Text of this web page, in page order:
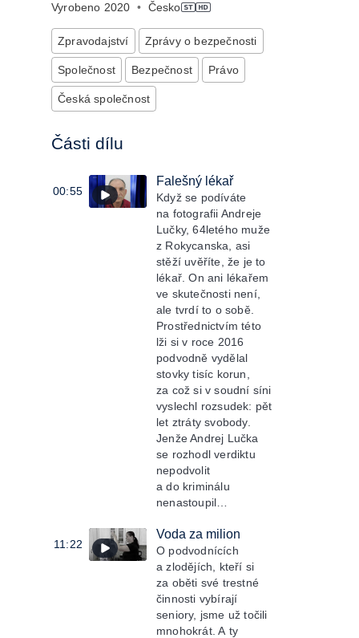
Vyrobeno 2020 • Česko
Zpravodajství Zprávy o bezpečnosti
Společnost Bezpečnost Právo
Česká společnost
Části dílu
00:55
Falešný lékař
Když se podíváte
na fotografii Andreje
Lučky, 64letého muže
z Rokycanska, asi
stěží uvěříte, že je to
lékař. On ani lékařem
ve skutečnosti není,
ale tvrdí to o sobě.
Prostřednictvím této
lži si v roce 2016
podvodně vydělal
stovky tisíc korun,
za což si v soudní síni
vyslechl rozsudek: pět
let ztráty svobody.
Jenže Andrej Lučka
se rozhodl verdiktu
nepodvolit
a do kriminálu
nenastoupil…
11:22
Voda za milion
O podvodnících
a zlodějích, kteří si
za oběti své trestné
činnosti vybírají
seniory, jsme už točili
mnohokrát. A ty